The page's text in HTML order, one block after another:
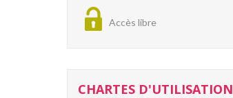
Accès libre
CHARTES D'UTILISATION